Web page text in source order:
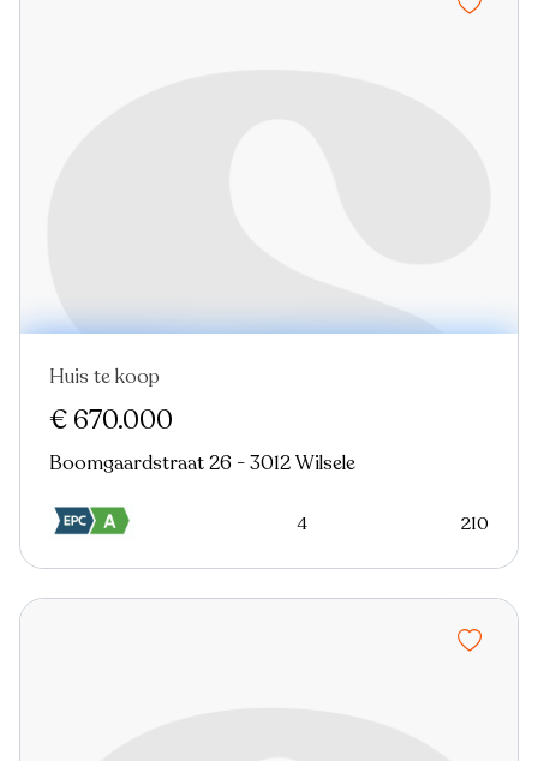
Huis te koop
€ 670.000
Boomgaardstraat 26 - 3012 Wilsele
4 210